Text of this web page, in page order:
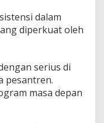
dalam
diperkuat oleh
serius di
pesantren.
masa depan